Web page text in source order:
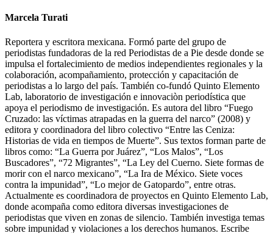
Marcela Turati
Reportera y escritora mexicana. Formó parte del grupo de
periodistas fundadoras de la red Periodistas de a Pie desde donde se
impulsa el fortalecimiento de medios independientes regionales y la
colaboración, acompañamiento, protección y capacitación de
periodistas a lo largo del país. También co-fundó Quinto Elemento
Lab, laboratorio de investigación e innovaciòn periodística que
apoya el periodismo de investigación. Es autora del libro “Fuego
Cruzado: las víctimas atrapadas en la guerra del narco” (2008) y
editora y coordinadora del libro colectivo “Entre las Ceniza:
Historias de vida en tiempos de Muerte”. Sus textos forman parte de
libros como: “La Guerra por Juárez”, “Los Malos”, “Los
Buscadores”, “72 Migrantes”, “La Ley del Cuerno. Siete formas de
morir con el narco mexicano”, “La Ira de México. Siete voces
contra la impunidad”, “Lo mejor de Gatopardo”, entre otras.
Actualmente es coordinadora de proyectos en Quinto Elemento Lab,
donde acompaña como editora diversas investigaciones de
periodistas que viven en zonas de silencio. También investiga temas
sobre impunidad y violaciones a los derechos humanos. Escribe